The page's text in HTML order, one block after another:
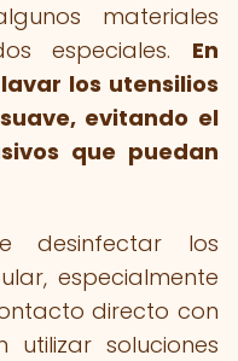
materiales
especiales. En
los utensilios
evitando el
que puedan
desinfectar los
especialmente
directo con
utilizar soluciones